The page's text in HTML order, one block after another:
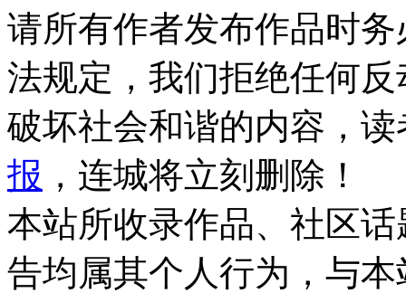
请所有作者发布作品时
法规定，我们拒绝任何
破坏社会和谐的内容，
报 ，连城将立刻删除！
本站所收录作品、社区
告均属其个人行为，与